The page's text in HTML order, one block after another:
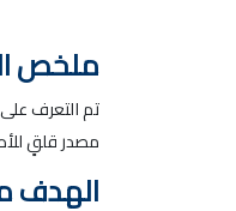
ملخص
تم التعرف
مصدر قلقٍ
الهدف